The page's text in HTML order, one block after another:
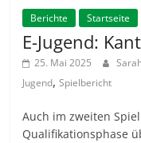
Berichte Startseite
E-Jugend:
25. Mai 2025
Jugend,Spielbericht
Auch im zweiten
Qualifikationsphase